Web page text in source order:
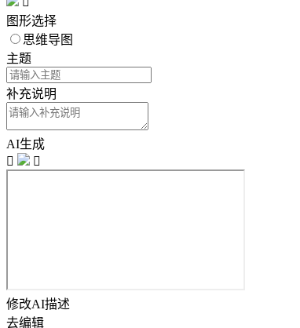
图形选择
思维导图
主题
补充说明
AI生成


修改AI描述
去编辑